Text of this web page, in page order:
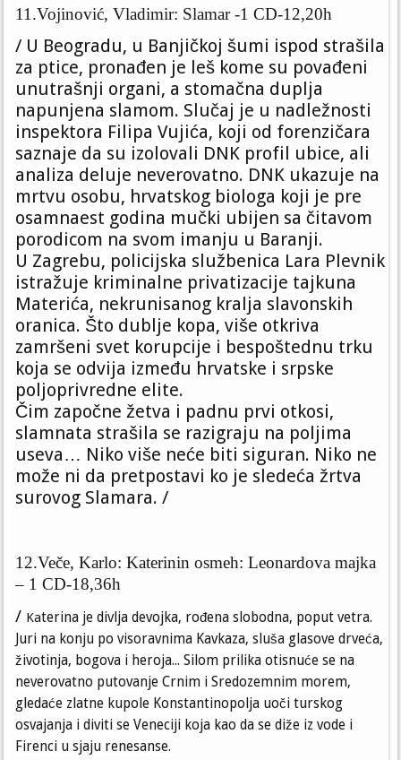
11.Vojinović, Vladimir: Slamar -1 CD-12,20h
/ U Beogradu, u Banjičkoj šumi ispod strašila
za ptice, pronađen je leš kome su povađeni
unutrašnji organi, a stomačna duplja
napunjena slamom. Slučaj je u nadležnosti
inspektora Filipa Vujića, koji od forenzičara
saznaje da su izolovali DNK profil ubice, ali
analiza deluje neverovatno. DNK ukazuje na
mrtvu osobu, hrvatskog biologa koji je pre
osamnaest godina mučki ubijen sa čitavom
porodicom na svom imanju u Baranji.
U Zagrebu, policijska službenica Lara Plevnik
istražuje kriminalne privatizacije tajkuna
Materića, nekrunisanog kralja slavonskih
oranica. Što dublje kopa, više otkriva
zamršeni svet korupcije i bespoštednu trku
koja se odvija između hrvatske i srpske
poljoprivredne elite.
Čim započne žetva i padnu prvi otkosi,
slamnata strašila se razigraju na poljima
useva… Niko više neće biti siguran. Niko ne
može ni da pretpostavi ko je sledeća žrtva
surovog Slamara. /
12.Veče, Karlo: Katerinin osmeh: Leonardova majka
– 1 CD-18,36h
/ Katerina je divlja devojka, rođena slobodna, poput vetra.
Juri na konju po visoravnima Kavkaza, sluša glasove drveća,
životinja, bogova i heroja... Silom prilika otisnuće se na
neverovatno putovanje Crnim i Sredozemnim morem,
gledaće zlatne kupole Konstantinopolja uoči turskog
osvajanja i diviti se Veneciji koja kao da se diže iz vode i
Firenci u sjaju renesanse.